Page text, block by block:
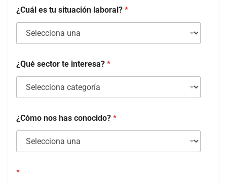
¿Cuál es tu situación laboral? *
¿Qué sector te interesa? *
¿Cómo nos has conocido? *
*